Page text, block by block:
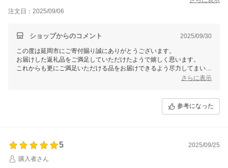
注文日：2025/09/06
ショップからのコメント 2025/09/30
この度は延岡市にご寄付賜り誠にありがとうございます。
お届けした返礼品をご満足していただけたようで嬉しく思います。
これからも更にご満足いただける品をお届けできるよう尽力してまいり
さらに表示
参考になった
5
2025/09/25
購入者さん